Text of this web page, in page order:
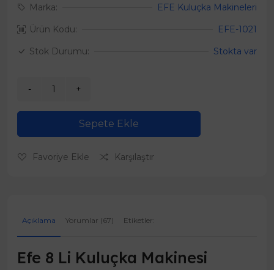
Marka:
EFE Kuluçka Makineleri
Ürün Kodu:
EFE-1021
Stok Durumu:
Stokta var
Sepete Ekle
Favoriye Ekle Karşılaştır
Açıklama Yorumlar (67) Etiketler:
Efe 8 Li Kuluçka Makinesi